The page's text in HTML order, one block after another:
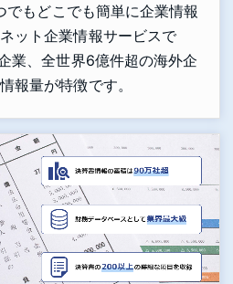
でもどこでも簡単に企業情報
ット企業情報サービスで
業、全世界6億件超の海外企
報量が特徴です。